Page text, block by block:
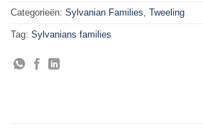
Categorieën: Sylvanian Families, Tweeling
Tag: Sylvanians families